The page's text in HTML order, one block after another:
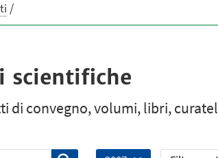
scientifiche
di convegno, volumi, libri,